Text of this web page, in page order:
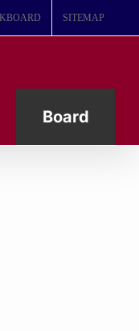
SITEMAP
Board